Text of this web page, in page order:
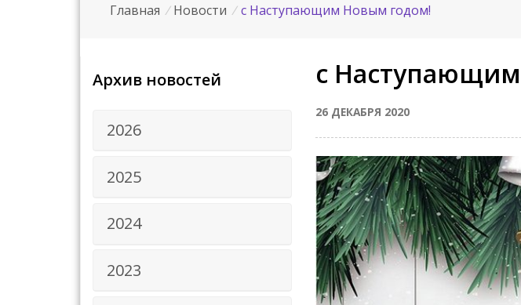
Главная / Новости / с Наступающим Новым годом!
Архив новостей
2026
2025
2024
2023
с
26 ДЕКАБРЯ 2020